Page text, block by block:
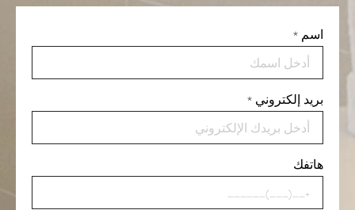
اسم *
بريد إلكتروني *
هاتفك